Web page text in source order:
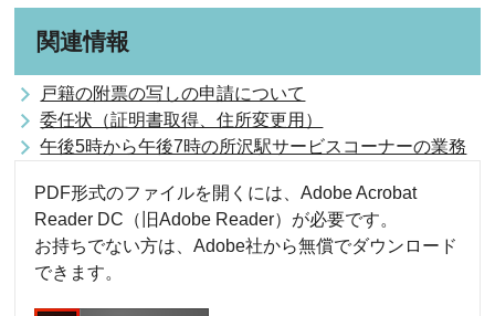
関連情報
戸籍の附票の写しの申請について
委任状（証明書取得、住所変更用）
午後5時から午後7時の所沢駅サービスコーナーの業務
PDF形式のファイルを開くには、Adobe Acrobat
Reader DC（旧Adobe Reader）が必要です。
お持ちでない方は、Adobe社から無償でダウンロード
できます。